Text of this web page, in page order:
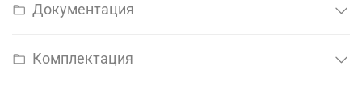
Документация
Комплектация